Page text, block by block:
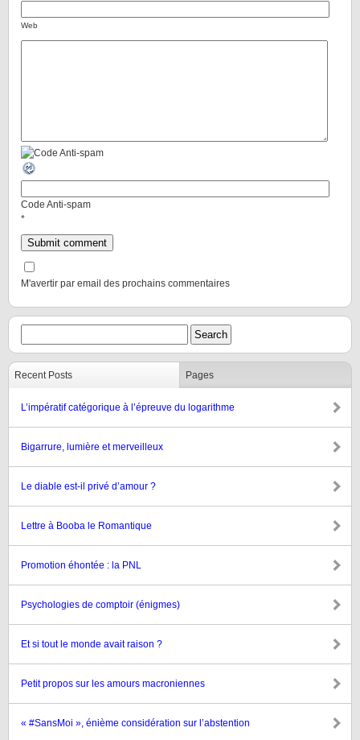
Web
Code Anti-spam
*
M'avertir par email des prochains commentaires
Recent Posts Pages
L’impératif catégorique à l’épreuve du logarithme
Bigarrure, lumière et merveilleux
Le diable est-il privé d’amour ?
Lettre à Booba le Romantique
Promotion éhontée : la PNL
Psychologies de comptoir (énigmes)
Et si tout le monde avait raison ?
Petit propos sur les amours macroniennes
« #SansMoi », énième considération sur l’abstention